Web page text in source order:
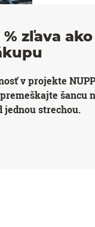
% zľava ako
v projekte
šancu
jednou strechou.